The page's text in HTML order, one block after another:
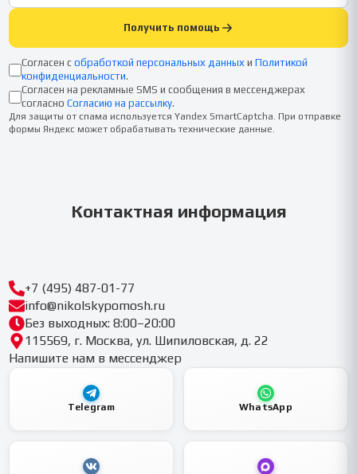
Получить помощь
Согласен с обработкой персональных данных и Политикой
конфиденциальности.
Согласен на рекламные SMS и сообщения в мессенджерах
согласно Согласию на рассылку.
Для защиты от спама используется Yandex SmartCaptcha. При отправке
формы Яндекс может обрабатывать технические данные.
Контактная информация
+7 (495) 487-01-77
info@nikolskypomosh.ru
Без выходных: 8:00–20:00
115569, г. Москва, ул. Шипиловская, д. 22
Напишите нам в мессенджер
Telegram WhatsApp